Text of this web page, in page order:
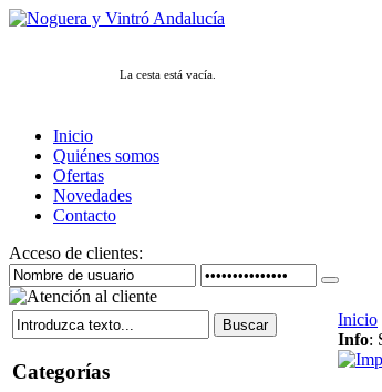
La cesta está vacía.
Inicio
Quiénes somos
Ofertas
Novedades
Contacto
Acceso de clientes:
Categorías
Inicio
Info: